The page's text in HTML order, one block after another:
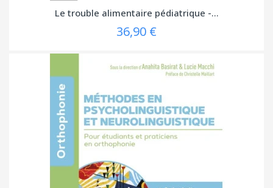
Le trouble alimentaire pédiatrique -...
36,90 €